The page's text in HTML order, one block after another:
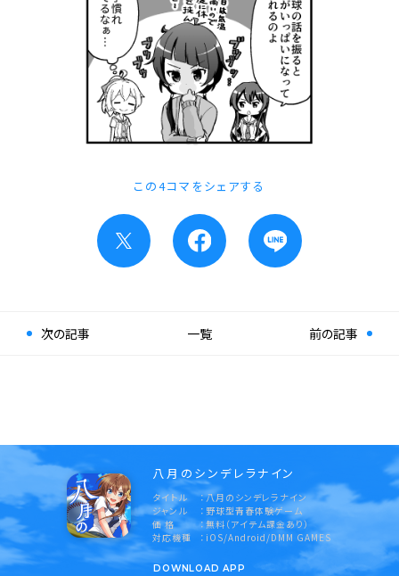
この4コマをシェアする
次の記事 前の記事
一覧
八月のシンデレラナイン
タイトル
八月のシンデレラナイン
ジャンル
野球型青春体験ゲーム
価 格
無料（アイテム課金あり）
対応機種
iOS/Android/DMM GAMES
DOWNLOAD APP